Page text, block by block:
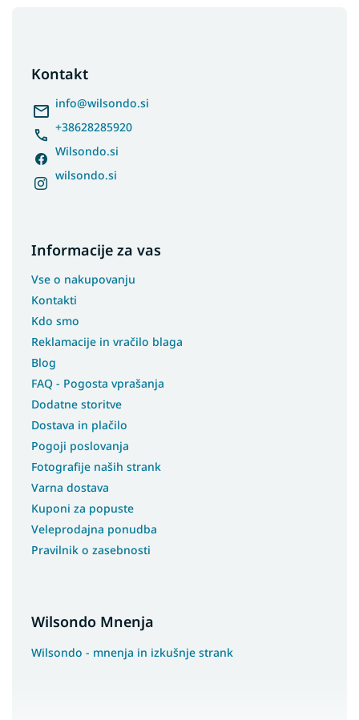
Kontakt
info@wilsondo.si
+38628285920
Wilsondo.si
wilsondo.si
Informacije za vas
Vse o nakupovanju
Kontakti
Kdo smo
Reklamacije in vračilo blaga
Blog
FAQ - Pogosta vprašanja
Dodatne storitve
Dostava in plačilo
Pogoji poslovanja
Fotografije naših strank
Varna dostava
Kuponi za popuste
Veleprodajna ponudba
Pravilnik o zasebnosti
Wilsondo Mnenja
Wilsondo - mnenja in izkušnje strank